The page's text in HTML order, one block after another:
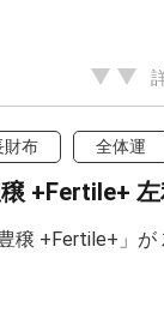
財布 全体運
+Fertile+
穣 +Fertile+」が